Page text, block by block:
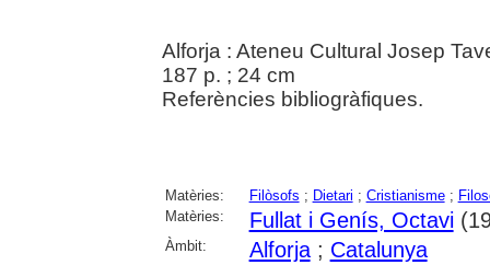
Alforja : Ateneu Cultural Josep
187 p. ; 24 cm
Referències bibliogràfiques.
Matèries: Filòsofs ; Dietari ; Cristianisme;
Matèries:
Fullat i Genís, Octavi
Àmbit: Alforja; Catalunya